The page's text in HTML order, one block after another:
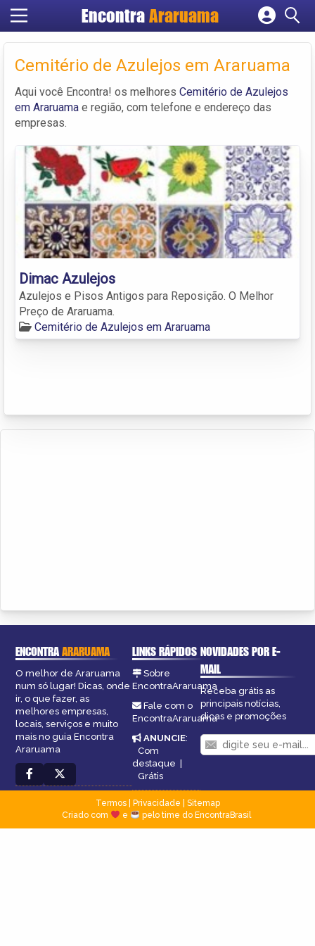
EncontraAraruama
Cadastrar empresa
Criar conta
Cemitério de Azulejos em Araruama
Aqui você Encontra! os melhores Cemitério de Azulejos
em Araruama e região, com telefone e endereço das
empresas.
Dimac Azulejos
Azulejos e Pisos Antigos para Reposição. O Melhor
Preço de Araruama.
Cemitério de Azulejos em Araruama
ENCONTRAARARUAMA
O melhor de Araruama
num só lugar! Dicas, onde
ir, o que fazer, as
melhores empresas,
locais, serviços e muito
mais no guia Encontra
Araruama
LINKS RÁPIDOS
Sobre
EncontraAraruama
Fale com o
EncontraAraruama
ANUNCIE:
Com
destaque |
Grátis
NOVIDADES POR E-
MAIL
Receba grátis as
principais notícias,
dicas e promoções
Termos| Privacidade
Sitemap
Criado com
e pelo time do EncontraBrasil